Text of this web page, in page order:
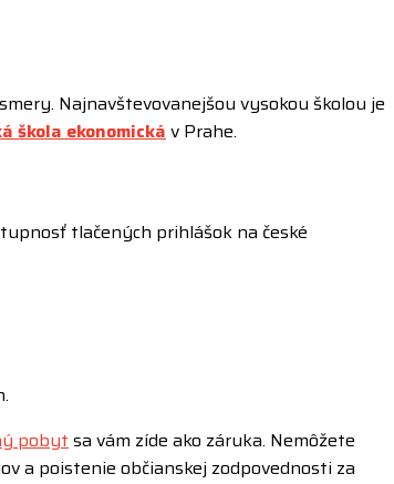
Najnavštevovanejšou vysokou školou je
škola ekonomická v Prahe.
tlačených prihlášok na české
pobytsa vám zíde ako záruka. Nemôžete
a poistenie občianskej zodpovednosti za